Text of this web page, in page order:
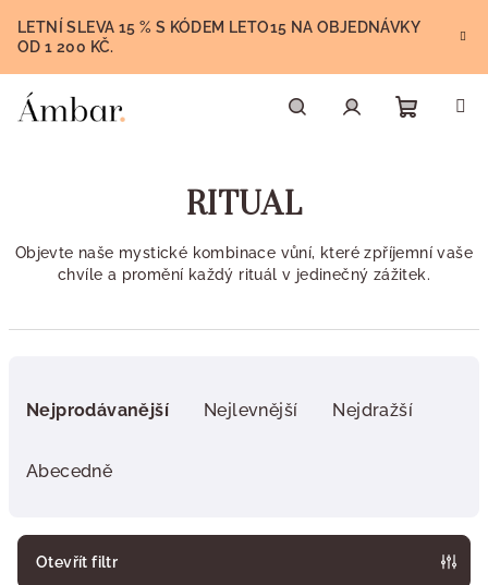
obsah
LETNÍ SLEVA 15 % S KÓDEM LETO15 NA OBJEDNÁVKY
OD 1 200 KČ.
RITUAL
Objevte naše mystické kombinace vůní, které zpříjemní vaše
chvíle a promění každý rituál v jedinečný zážitek.
Nejprodávanější Nejlevnější Nejdražší
Abecedně
Otevřít filtr